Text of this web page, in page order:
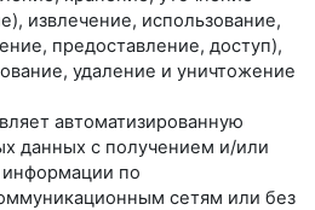
извлечение, использование,
предоставление, доступ),
удаление и уничтожение
автоматизированную
данных с получением и/или
по
сетям или без